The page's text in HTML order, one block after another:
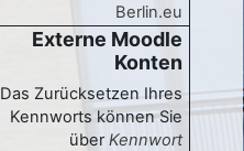
Berlin.eu
Externe Moodle
Konten
Das Zurücksetzen Ihres
Kennworts können Sie
überKennwort